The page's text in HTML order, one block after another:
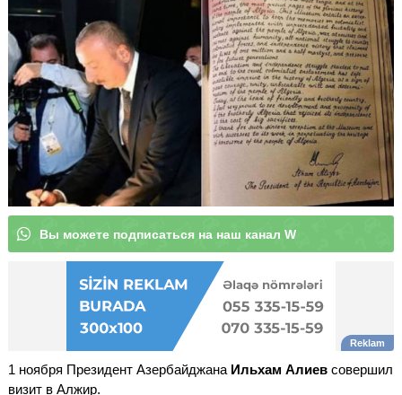
Вы можете подписат|
1 ноября Президент Азербайджана Ильхам Алиев совершил
визит в Алжир.